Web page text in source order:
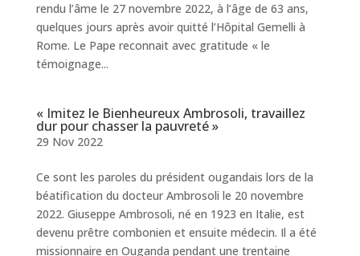
rendu l’âme le 27 novembre 2022, à l’âge de 63 ans,
quelques jours après avoir quitté l’Hôpital Gemelli à
Rome. Le Pape reconnait avec gratitude « le
témoignage...
« Imitez le Bienheureux Ambrosoli, travaillez
dur pour chasser la pauvreté »
29 Nov 2022
Ce sont les paroles du président ougandais lors de la
béatification du docteur Ambrosoli le 20 novembre
2022. Giuseppe Ambrosoli, né en 1923 en Italie, est
devenu prêtre combonien et ensuite médecin. Il a été
missionnaire en Ouganda pendant une trentaine